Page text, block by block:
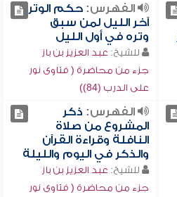
الفهرس:حكم الوتر
آخر الليل لمن سبق
وتره في أول الليل
للشيخ: عبد العزيز بن باز
جزء من محاضرة ( فتاوى نور
على الدرب (84))
الفهرس: ذكر
المشروع من صلاة
النافلة وقراءة القرآن
والذكر في اليوم والليلة
للشيخ: عبد العزيز بن باز
جزء من محاضرة ( فتاوى نور